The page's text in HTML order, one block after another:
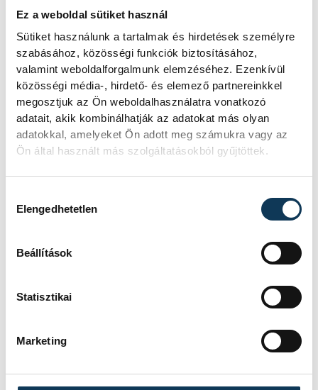
Ez a weboldal sütiket használ
Sütiket használunk a tartalmak és hirdetések személyre
szabásához, közösségi funkciók biztosításához,
valamint weboldalforgalmunk elemzéséhez. Ezenkívül
közösségi média-, hirdető- és elemező partnereinkkel
megosztjuk az Ön weboldalhasználatra vonatkozó
adatait, akik kombinálhatják az adatokat más olyan
adatokkal, amelyeket Ön adott meg számukra vagy az
Ön által használt más szolgáltatásokból gyűjtöttek.
Elengedhetetlen
Beállítások
Statisztikai
Marketing
döntésében Fehér Zsolt személye is
szerepet játszott, aki véleménye szerint
szakmailag a legjobb három edző között
van Magyarországon.
Fehér Zsolt keresett meg,
hogy lenne-e kedvem az 1.
sokat haboztam, hiszen
lépni, s ehhez tökéletes
dobogóért szeretnék
márpedig Veszprémben nagy
állok a feladatra